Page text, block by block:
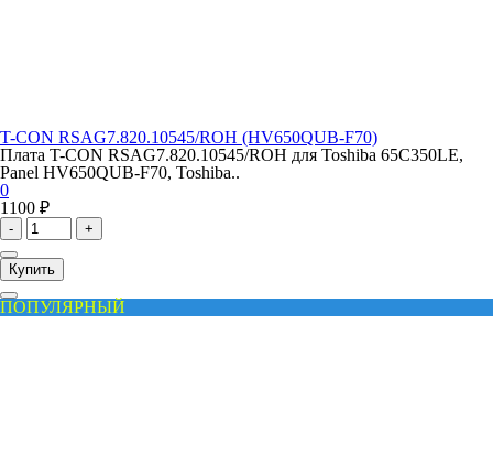
T-CON RSAG7.820.10545/ROH (HV650QUB-F70)
Плата T-CON RSAG7.820.10545/ROH для Toshiba 65C350LE,
Panel HV650QUB-F70, Toshiba..
0
1100 ₽
- +
Купить
ПОПУЛЯРНЫЙ